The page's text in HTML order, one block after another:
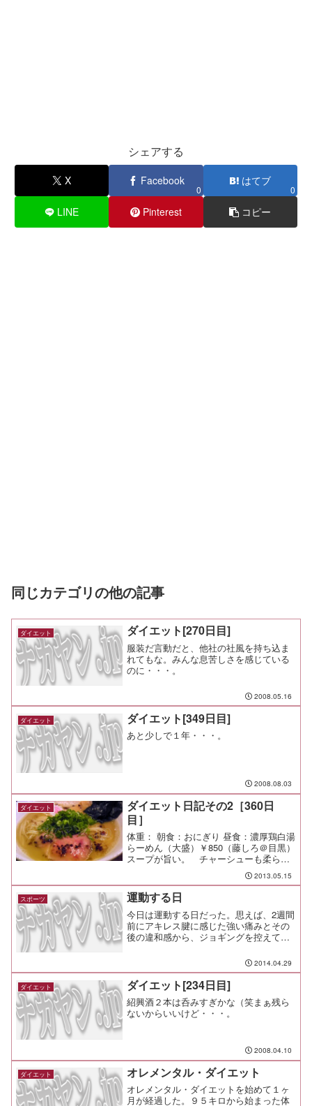
シェアする
X Facebook
0
はてブ
0
LINE Pinterest コピー
同じカテゴリの他の記事
ダイエット ダイエット[270日目]
服装だ言動だと、他社の社風を持ち込ま
れてもな。みんな息苦しさを感じている
のに・・・。
2008.05.16
ダイエット ダイエット[349日目]
あと少しで１年・・・。
2008.08.03
ダイエット
ダイエット日記その2［360日
目］
体重： 朝食：おにぎり 昼食：濃厚鶏白湯
らーめん（大盛）￥850（藤しろ＠目黒）
スープが旨い。 チャーシューも柔らか
くて旨い。 丁寧に作ってあるし、非常
に好感が持てる。が、麺をすすると麺が
目立ってスープが霞む。 麺の味しかし
ないって感じで残...
2013.05.15
スポーツ 運動する日
今日は運動する日だった。思えば、2週間
前にアキレス腱に感じた強い痛みとその
後の違和感から、ジョギングを控えて激
痛みも違和感も感じなくなったので超ス
ローペースで走ってみた。 ジョギング
10キロ 水泳 1キ...
2014.04.29
ダイエット ダイエット[234日目]
紹興酒２本は呑みすぎかな（笑まぁ残ら
ないからいいけど・・・。
2008.04.10
ダイエット オレメンタル・ダイエット
オレメンタル・ダイエットを始めて１ヶ
月が経過した。９５キロから始まった体